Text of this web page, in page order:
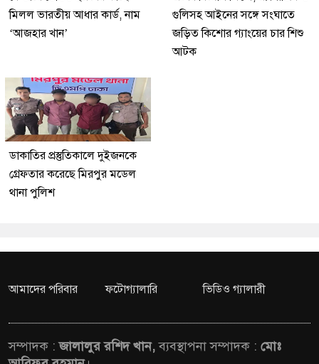
মিলল ভারতীয় আধার কার্ড, নাম
‘আজহার খান’
গুলিসহ আইনের সঙ্গে সংঘাতে
জড়িত কিশোর গ্যাংয়ের চার শিশু
আটক
ডাকাতির প্রস্তুতিকালে দুইজনকে
গ্রেফতার করেছে মিরপুর মডেল
থানা পুলিশ
আমাদের পরিবার ফটোগ্যালারি ভিডিও গ্যালারী
সম্পাদক :জালালুর রশিদ খান,ব্যবস্থাপনা সম্পাদক : মোঃ